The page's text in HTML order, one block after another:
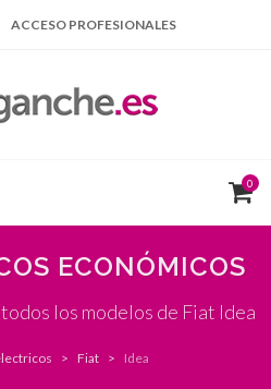
ACCESO PROFESIONALES
0
ECONÓMICOS
los modelos de Fiat Idea
Fiat Idea